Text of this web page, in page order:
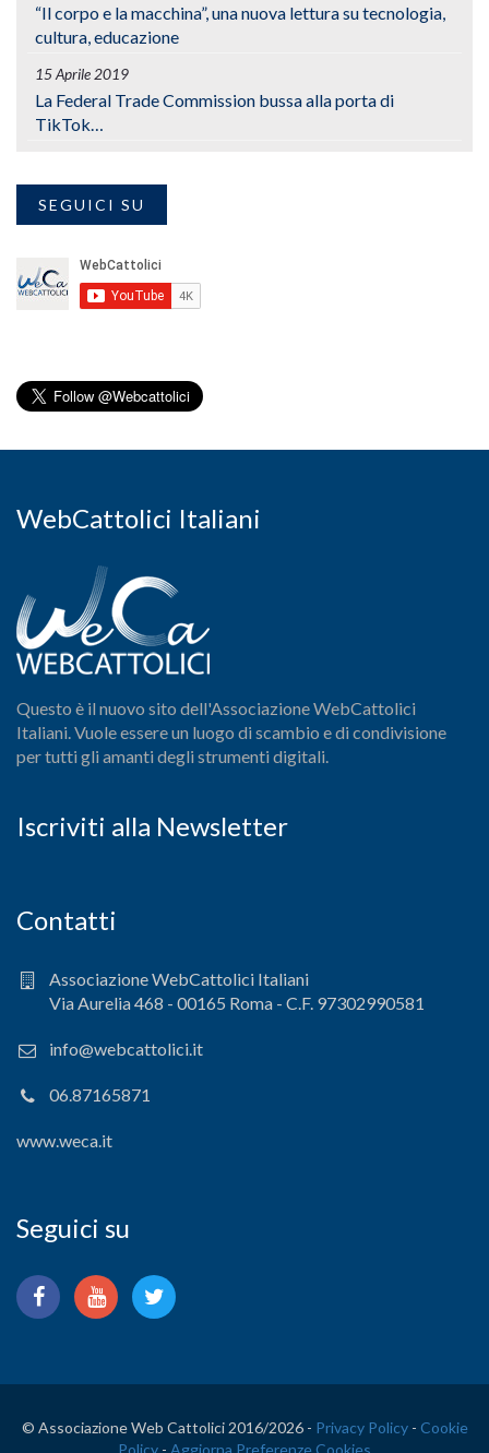
“Il corpo e la macchina”, una nuova lettura su tecnologia,
cultura, educazione
15 Aprile 2019
La Federal Trade Commission bussa alla porta di
TikTok…
SEGUICI SU
WebCattolici Italiani
Questo è il nuovo sito dell'Associazione WebCattolici
Italiani. Vuole essere un luogo di scambio e di condivisione
per tutti gli amanti degli strumenti digitali.
Iscriviti alla Newsletter
Contatti
Associazione WebCattolici Italiani
Via Aurelia 468 - 00165 Roma - C.F. 97302990581
info@webcattolici.it
06.87165871
www.weca.it
Seguici su
© Associazione Web Cattolici 2016/2026 - Privacy Policy- Cookie
Policy - Aggiorna Preferenze Cookies